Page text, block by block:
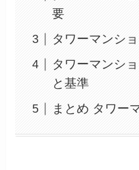
要
タワーマンシ
タワーマンシ
と基準
まとめ タワー